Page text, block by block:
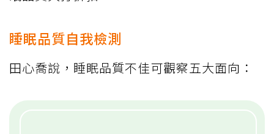
睡眠品質自我檢測
田心喬說，睡眠品質不佳可觀察五大面向：